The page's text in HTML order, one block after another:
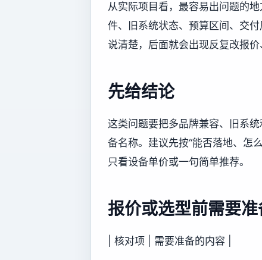
从实际项目看，最容易出问题的
件、旧系统状态、预算区间、交
说清楚，后面就会出现反复改报
先给结论
这类问题要把多品牌兼容、旧系
备名称。建议先按“能否落地、怎
只看设备单价或一句简单推荐。
报价或选型前需要
| 核对项 | 需要准备的内容 |